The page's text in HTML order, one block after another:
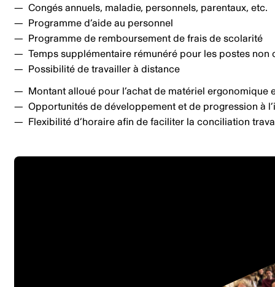
Congés annuels, maladie, personnels, parentaux, etc.
Programme d’aide au personnel
Programme de remboursement de frais de scolarité
Temps supplémentaire rémunéré pour les postes non
Possibilité de travailler à distance
Montant alloué pour l’achat de matériel ergonomique
Opportunités de développement et de progression à
Flexibilité d’horaire afin de faciliter la conciliation